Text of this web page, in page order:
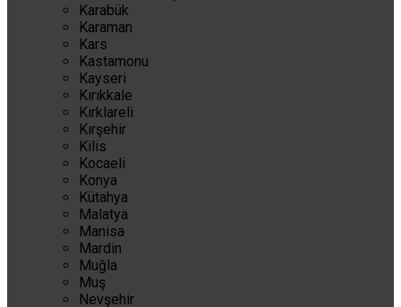
Karabük
Karaman
Kars
Kastamonu
Kayseri
Kırıkkale
Kırklareli
Kırşehir
Kilis
Kocaeli
Konya
Kütahya
Malatya
Manisa
Mardin
Muğla
Muş
Nevşehir